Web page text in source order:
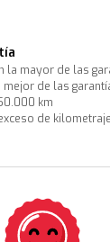
la mayor de las
mejor de las
km
de